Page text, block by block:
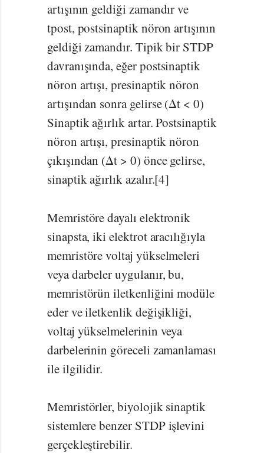
artışının geldiği zamandır ve
tpost, postsinaptik nöron artışının
geldiği zamandır. Tipik bir STDP
davranışında, eğer postsinaptik
nöron artışı, presinaptik nöron
artışından sonra gelirse (Δt < 0)
Sinaptik ağırlık artar. Postsinaptik
nöron artışı, presinaptik nöron
çıkışından (Δt > 0) önce gelirse,
sinaptik ağırlık azalır.[4]
Memristöre dayalı elektronik
sinapsta, iki elektrot aracılığıyla
memristöre voltaj yükselmeleri
veya darbeler uygulanır, bu,
memristörün iletkenliğini modüle
eder ve iletkenlik değişikliği,
voltaj yükselmelerinin veya
darbelerinin göreceli zamanlaması
ile ilgilidir.
Memristörler, biyolojik sinaptik
sistemlere benzer STDP işlevini
gerçekleştirebilir.